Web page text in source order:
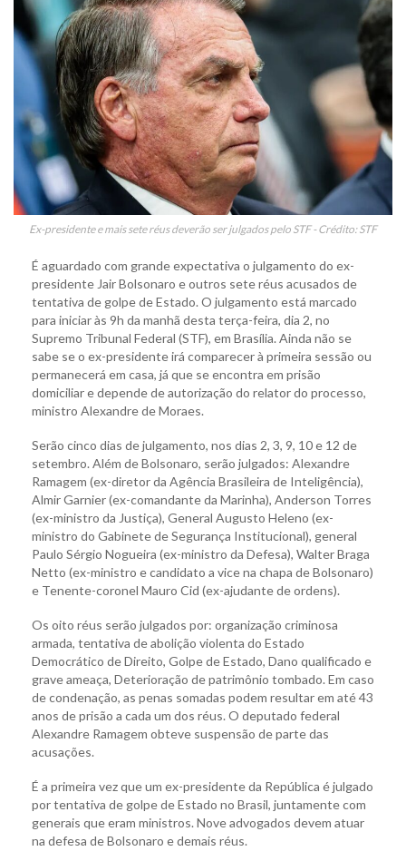
Ex-presidente e mais sete réus deverão ser julgados pelo STF - Crédito: STF
É aguardado com grande expectativa o julgamento do ex-
presidente Jair Bolsonaro e outros sete réus acusados de
tentativa de golpe de Estado. O julgamento está marcado
para iniciar às 9h da manhã desta terça-feira, dia 2, no
Supremo Tribunal Federal (STF), em Brasília. Ainda não se
sabe se o ex-presidente irá comparecer à primeira sessão ou
permanecerá em casa, já que se encontra em prisão
domiciliar e depende de autorização do relator do processo,
ministro Alexandre de Moraes.
Serão cinco dias de julgamento, nos dias 2, 3, 9, 10 e 12 de
setembro. Além de Bolsonaro, serão julgados: Alexandre
Ramagem (ex-diretor da Agência Brasileira de Inteligência),
Almir Garnier (ex-comandante da Marinha), Anderson Torres
(ex-ministro da Justiça), General Augusto Heleno (ex-
ministro do Gabinete de Segurança Institucional), general
Paulo Sérgio Nogueira (ex-ministro da Defesa), Walter Braga
Netto (ex-ministro e candidato a vice na chapa de Bolsonaro)
e Tenente-coronel Mauro Cid (ex-ajudante de ordens).
Os oito réus serão julgados por: organização criminosa
armada, tentativa de abolição violenta do Estado
Democrático de Direito, Golpe de Estado, Dano qualificado e
grave ameaça, Deterioração de patrimônio tombado. Em caso
de condenação, as penas somadas podem resultar em até 43
anos de prisão a cada um dos réus. O deputado federal
Alexandre Ramagem obteve suspensão de parte das
acusações.
É a primeira vez que um ex-presidente da República é julgado
por tentativa de golpe de Estado no Brasil, juntamente com
generais que eram ministros. Nove advogados devem atuar
na defesa de Bolsonaro e demais réus.